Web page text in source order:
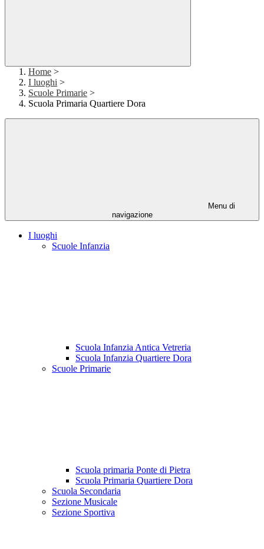
Home >
I luoghi >
Scuole Primarie >
Scuola Primaria Quartiere Dora
Menu di
navigazione
I luoghi
Scuole Infanzia
Scuola Infanzia Antica Vetreria
Scuola Infanzia Quartiere Dora
Scuole Primarie
Scuola primaria Ponte di Pietra
Scuola Primaria Quartiere Dora
Scuola Secondaria
Sezione Musicale
Sezione Sportiva